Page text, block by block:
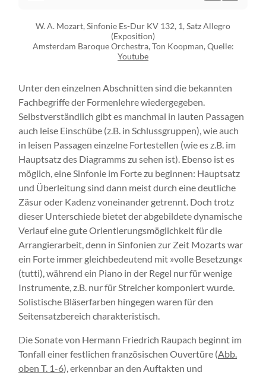
W. A. Mozart, Sinfonie Es-Dur KV 132, 1, Satz Allegro
(Exposition)
Amsterdam Baroque Orchestra, Ton Koopman, Quelle:
Youtube
Unter den einzelnen Abschnitten sind die bekannten
Fachbegriffe der Formenlehre wiedergegeben.
Selbstverständlich gibt es manchmal in lauten Passagen
auch leise Einschübe (z.B. in Schlussgruppen), wie auch
in leisen Passagen einzelne Fortestellen (wie es z.B. im
Hauptsatz des Diagramms zu sehen ist). Ebenso ist es
möglich, eine Sinfonie im Forte zu beginnen: Hauptsatz
und Überleitung sind dann meist durch eine deutliche
Zäsur oder Kadenz voneinander getrennt. Doch trotz
dieser Unterschiede bietet der abgebildete dynamische
Verlauf eine gute Orientierungsmöglichkeit für die
Arrangierarbeit, denn in Sinfonien zur Zeit Mozarts war
ein Forte immer gleichbedeutend mit »volle Besetzung«
(tutti), während ein Piano in der Regel nur für wenige
Instrumente, z.B. nur für Streicher komponiert wurde.
Solistische Bläserfarben hingegen waren für den
Seitensatzbereich charakteristisch.
Die Sonate von Hermann Friedrich Raupach beginnt im
Tonfall einer festlichen französischen Ouvertüre (Abb.
oben T. 1-6), erkennbar an den Auftakten und